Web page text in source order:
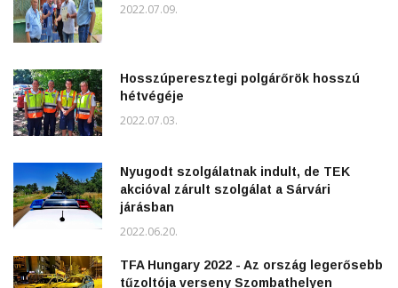
2022.07.09.
Hosszúperesztegi polgárőrök hosszú
hétvégéje
2022.07.03.
Nyugodt szolgálatnak indult, de TEK
akcióval zárult szolgálat a Sárvári
járásban
2022.06.20.
TFA Hungary 2022 - Az ország legerősebb
tűzoltója verseny Szombathelyen